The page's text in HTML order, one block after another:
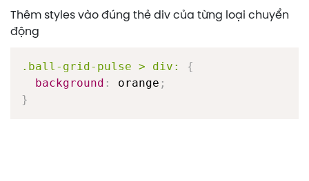
Thêm styles vào đúng thẻ div của từng loại chuyển
động
.ball-grid-pulse > div:
{
background : orange ;
}